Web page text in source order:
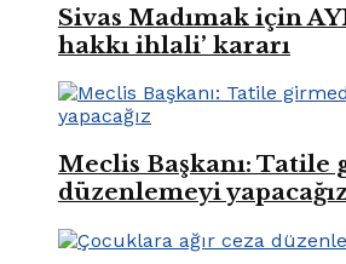
Sivas Madımak için
hakkı ihlali’ kararı
Meclis Başkanı: Tatile
düzenlemeyi yapacağız